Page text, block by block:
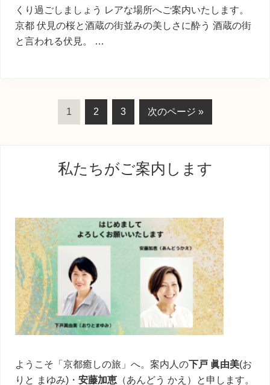
くり過ごしましょう レアな場所へご案内いたします。
京都 伏見の桜と酒蔵の街並みの美しさに酔う 酒蔵の街
と言われる伏見。 …
ペ
ー
1
ペ
ー
2
ペ
ー
3
移
動
次のページ »
サ
イ
ド
バ
ー
私たちがご案内します
ようこそ「京都癒しの旅」へ。案内人の下戸 眞由美(お
りと まゆみ)・ 安藤加恵 （あんどう かえ）と申します。